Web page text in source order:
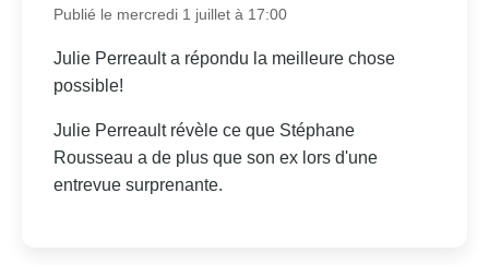
Publié le mercredi 1 juillet à 17:00
Julie Perreault a répondu la meilleure chose
possible!
Julie Perreault révèle ce que Stéphane
Rousseau a de plus que son ex lors d'une
entrevue surprenante.